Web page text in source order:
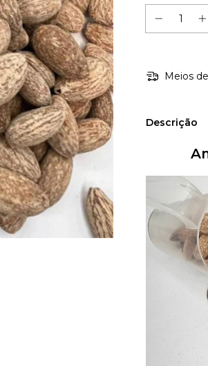
Meios
Descrição